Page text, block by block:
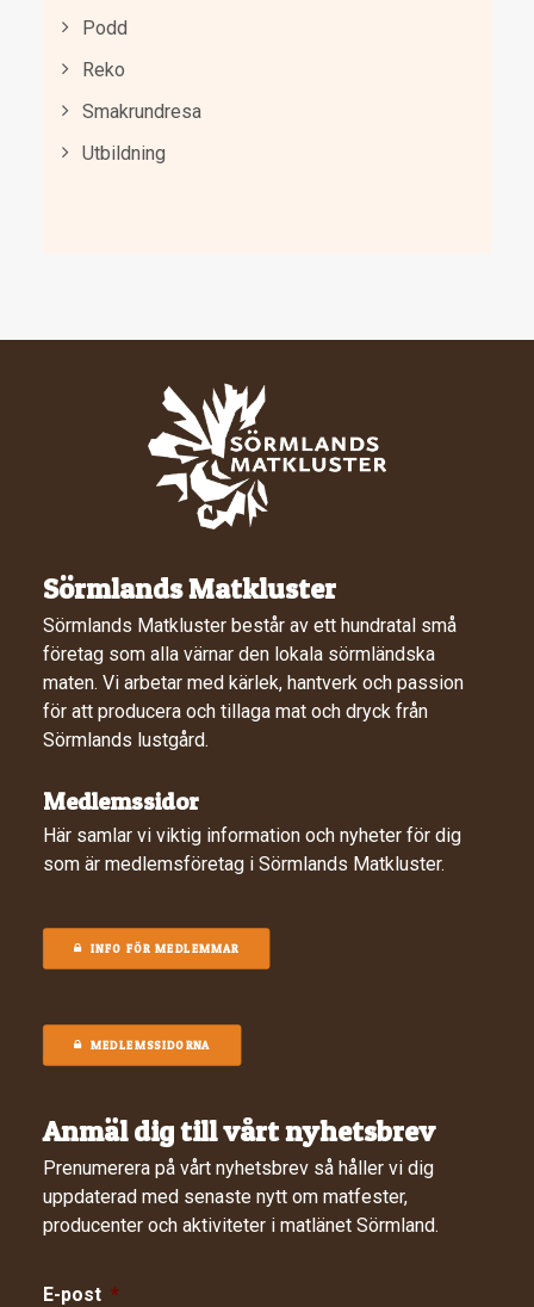
Podd
Reko
Smakrundresa
Utbildning
Sörmlands Matkluster
Sörmlands Matkluster består av ett hundratal små
företag som alla värnar den lokala sörmländska
maten. Vi arbetar med kärlek, hantverk och passion
för att producera och tillaga mat och dryck från
Sörmlands lustgård.
Medlemssidor
Här samlar vi viktig information och nyheter för dig
som är medlemsföretag i Sörmlands Matkluster.
INFO FÖR MEDLEMMAR
MEDLEMSSIDORNA
Anmäl dig till vårt nyhetsbrev
Prenumerera på vårt nyhetsbrev så håller vi dig
uppdaterad med senaste nytt om matfester,
producenter och aktiviteter i matlänet Sörmland.
E-post *